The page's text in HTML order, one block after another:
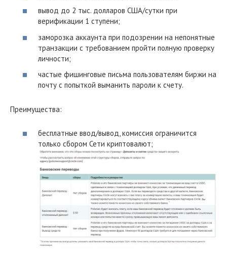
вывод до 2 тыс. долларов США/сутки при
верификации 1 ступени;
заморозка аккаунта при подозрении на непонятные
транзакции с требованием пройти полную проверку
личности;
частые фишинговые письма пользователям биржи на
почту с попыткой выманить пароли к счету.
Преимущества:
бесплатные ввод/вывод, комиссия ограничится
только сбором Сети криптовалют;